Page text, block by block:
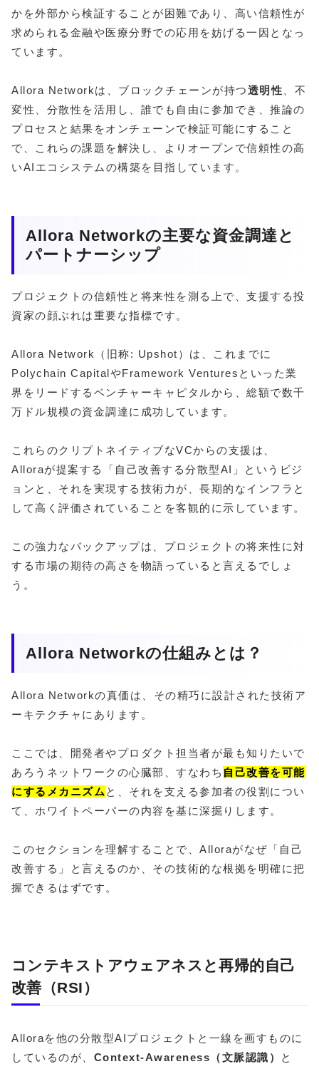
かを外部から検証することが困難であり、高い信頼性が
求められる金融や医療分野での応用を妨げる一因となっ
ています。
Allora Networkは、ブロックチェーンが持つ透明性 、不
変性、分散性を活用し、誰でも自由に参加でき、推論の
プロセスと結果をオンチェーンで検証可能にすること
で、これらの課題を解決し、よりオープンで信頼性の高
いAIエコシステムの構築を目指しています。
Allora Networkの主要な資金調達と
パートナーシップ
プロジェクトの信頼性と将来性を測る上で、支援する投
資家の顔ぶれは重要な指標です。
Allora Network（旧称: Upshot）は、これまでに
Polychain CapitalやFramework Venturesといった業
界をリードするベンチャーキャピタルから、総額で数千
万ドル規模の資金調達に成功しています。
これらのクリプトネイティブなVCからの支援は、
Alloraが提案する「自己改善する分散型AI」というビジ
ョンと、それを実現する技術力が、長期的なインフラと
して高く評価されていることを客観的に示しています。
この強力なバックアップは、プロジェクトの将来性に対
する市場の期待の高さを物語っていると言えるでしょ
う。
Allora Networkの仕組みとは？
Allora Networkの真価は、その精巧に設計された技術ア
ーキテクチャにあります。
ここでは、開発者やプロダクト担当者が最も知りたいで
あろうネットワークの心臓部、すなわち 自己改善を可能
にするメカニズム と、それを支える参加者の役割につい
て、ホワイトペーパーの内容を基に深掘りします。
このセクションを理解することで、Alloraがなぜ「自己
改善する」と言えるのか、その技術的な根拠を明確に把
握できるはずです。
コンテキストアウェアネスと再帰的自己
改善（RSI）
Alloraを他の分散型AIプロジェクトと一線を画すものに
しているのが、 Context-Awareness（文脈認識）
と